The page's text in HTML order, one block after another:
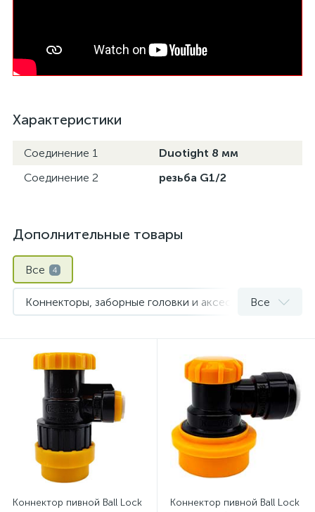
Характеристики
Соединение 1
Duotight 8 мм
Соединение 2
резьба G1/2
Дополнительные товары
Все 4
Коннекторы, заборные головки и аксессуары для кегов
Соединения Duotight
Все
Коннектор пивной Ball Lock
Коннектор пивной Ball Lock